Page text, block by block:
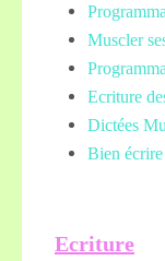
Muscler
Ecriture
Dictées
Bien
Ecriture